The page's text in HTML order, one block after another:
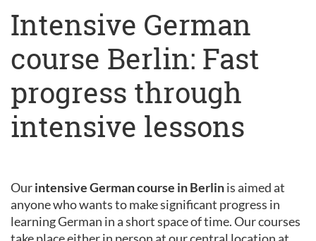
Intensive German
course Berlin: Fast
progress through
intensive lessons
Ourintensive German course in Berlinis aimed at
anyone who wants to make significant progress in
learning German in a short space of time. Our courses